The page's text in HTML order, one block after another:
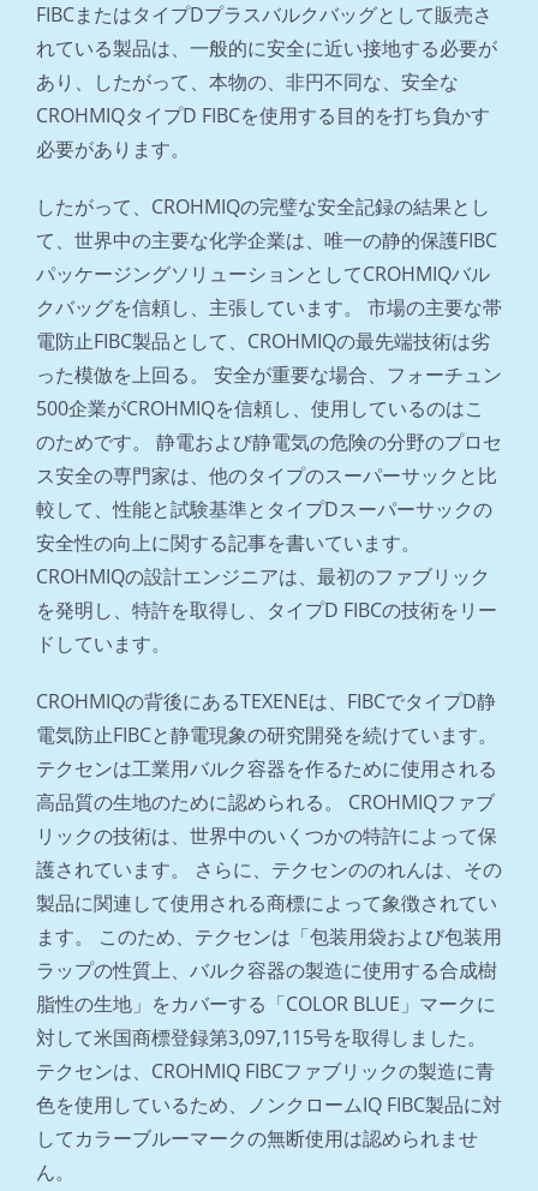
FIBCまたはタイプDプラスバルクバッグとして販売さ
れている製品は、一般的に安全に近い接地する必要が
あり、したがって、本物の、非円不同な、安全な
CROHMIQタイプD FIBCを使用する目的を打ち負かす
必要があります。
したがって、CROHMIQの完璧な安全記録の結果とし
て、世界中の主要な化学企業は、唯一の静的保護FIBC
パッケージングソリューションとしてCROHMIQバル
クバッグを信頼し、主張しています。 市場の主要な帯
電防止FIBC製品として、CROHMIQの最先端技術は劣
った模倣を上回る。 安全が重要な場合、フォーチュン
500企業がCROHMIQを信頼し、使用しているのはこ
のためです。 静電および静電気の危険の分野のプロセ
ス安全の専門家は、他のタイプのスーパーサックと比
較して、性能と試験基準とタイプDスーパーサックの
安全性の向上に関する記事を書いています。
CROHMIQの設計エンジニアは、最初のファブリック
を発明し、特許を取得し、タイプD FIBCの技術をリー
ドしています。
CROHMIQの背後にあるTEXENEは、FIBCでタイプD静
電気防止FIBCと静電現象の研究開発を続けています。
テクセンは工業用バルク容器を作るために使用される
高品質の生地のために認められる。 CROHMIQファブ
リックの技術は、世界中のいくつかの特許によって保
護されています。 さらに、テクセンののれんは、その
製品に関連して使用される商標によって象徴されてい
ます。 このため、テクセンは「包装用袋および包装用
ラップの性質上、バルク容器の製造に使用する合成樹
脂性の生地」をカバーする「COLOR BLUE」マークに
対して米国商標登録第3,097,115号を取得しました。
テクセンは、CROHMIQ FIBCファブリックの製造に青
色を使用しているため、ノンクロームIQ FIBC製品に対
してカラーブルーマークの無断使用は認められませ
ん。